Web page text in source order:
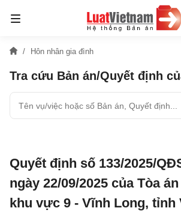
Hôn nhân gia đình
Tra cứu Bản án/Quyết định
Quyết định số 133/2025/
ngày 22/09/2025 của Tòa
khu vực 9 - Vĩnh Long, tỉnh